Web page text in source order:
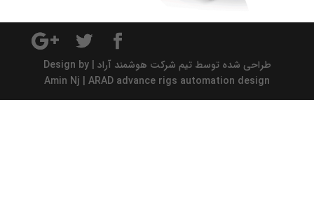
طراحی شده توسط تیم شرکت هوشمند آراد | Design by
Amin Nj | ARAD advance rigs automation design